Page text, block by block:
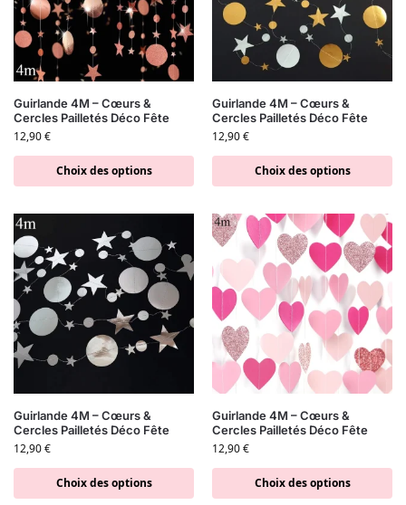
Guirlande 4M – Cœurs &
Cercles Pailletés Déco Fête
12,90€
Choix des options
Guirlande 4M – Cœurs &
Cercles Pailletés Déco Fête
12,90€
Choix des options
Guirlande 4M – Cœurs &
Cercles Pailletés Déco Fête
12,90€
Choix des options
Guirlande 4M – Cœurs &
Cercles Pailletés Déco Fête
12,90€
Choix des options